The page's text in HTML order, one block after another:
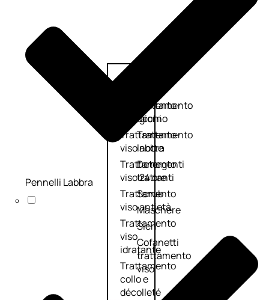
Trattamento
viso giorno
Trattamento
viso notte
Trattamento
viso 24 ore
Trattamento
viso antietà
Trattamento
viso
idratante
Trattamento
collo e
décolleté
Trattamento
occhi
Trattamento
labbra
Detergenti
trattanti
Scrub
Maschere
Sieri
Cofanetti
trattamento
viso
Pennelli Labbra